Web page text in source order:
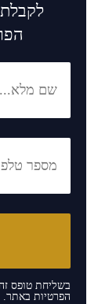
בשליחת טופס
הפרטיות באתר.